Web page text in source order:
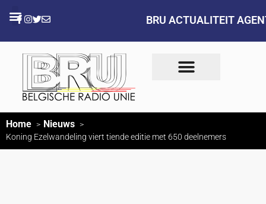
BRU ACTUALITEIT
Home Nieuws
Koning Ezelwandeling viert tiende editie met 650 deelnemers